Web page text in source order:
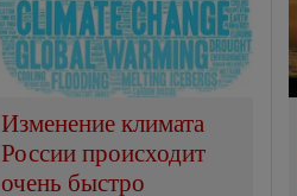
Изменение климата
России происходит
очень быстро